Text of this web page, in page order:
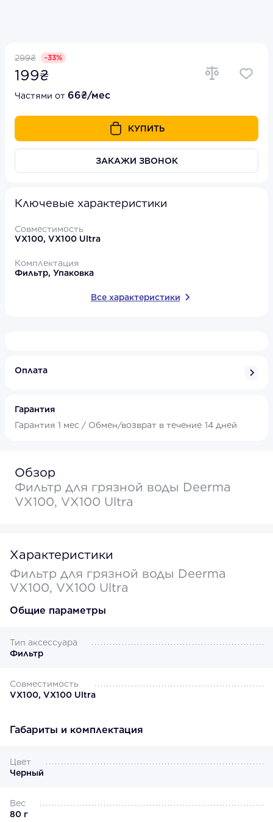
299₴ -33%
199₴
КУПИТЬ
ЗАКАЖИ ЗВОНОК
Частями от 66₴/мес
Ключевые характеристики
Совместимость
VX100, VX100 Ultra
Комплектация
Фильтр, Упаковка
Все характеристики
Оплата
Гарантия
Гарантия 1 мес / Обмен/возврат в течение 14 дней
Обзор
Фильтр для грязной воды Deerma
VX100, VX100 Ultra
Характеристики
Фильтр для грязной воды Deerma
VX100, VX100 Ultra
Общие параметры
Тип аксессуара
Фильтр
Совместимость
VX100, VX100 Ultra
Габариты и комплектация
Цвет
Черный
Вес
80 г